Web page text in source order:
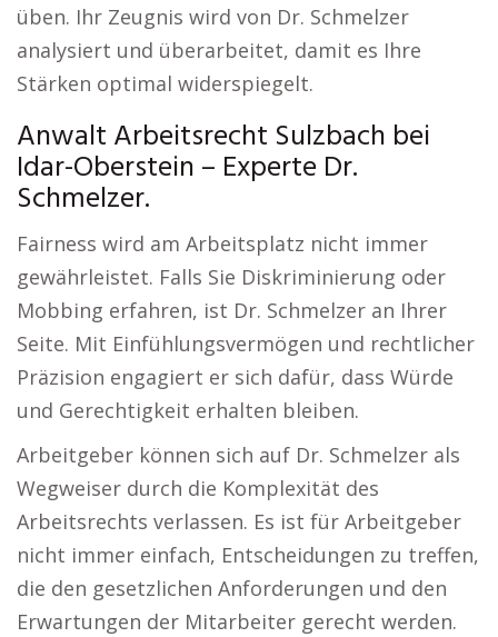
üben. Ihr Zeugnis wird von Dr. Schmelzer
analysiert und überarbeitet, damit es Ihre
Stärken optimal widerspiegelt.
Anwalt Arbeitsrecht Sulzbach bei
Idar-Oberstein – Experte Dr.
Schmelzer.
Fairness wird am Arbeitsplatz nicht immer
gewährleistet. Falls Sie Diskriminierung oder
Mobbing erfahren, ist Dr. Schmelzer an Ihrer
Seite. Mit Einfühlungsvermögen und rechtlicher
Präzision engagiert er sich dafür, dass Würde
und Gerechtigkeit erhalten bleiben.
Arbeitgeber können sich auf Dr. Schmelzer als
Wegweiser durch die Komplexität des
Arbeitsrechts verlassen. Es ist für Arbeitgeber
nicht immer einfach, Entscheidungen zu treffen,
die den gesetzlichen Anforderungen und den
Erwartungen der Mitarbeiter gerecht werden.